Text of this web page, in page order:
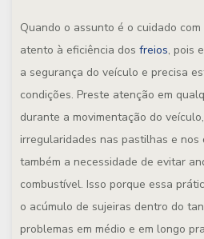
Quando o assunto é o cuidado
atento à eficiência dos freios, pois
a segurança do veículo e precisa
condições. Preste atenção em
durante a movimentação do
irregularidades nas pastilhas e
também a necessidade de evitar
combustível. Isso porque essa
o acúmulo de sujeiras dentro do
problemas em médio e em longo